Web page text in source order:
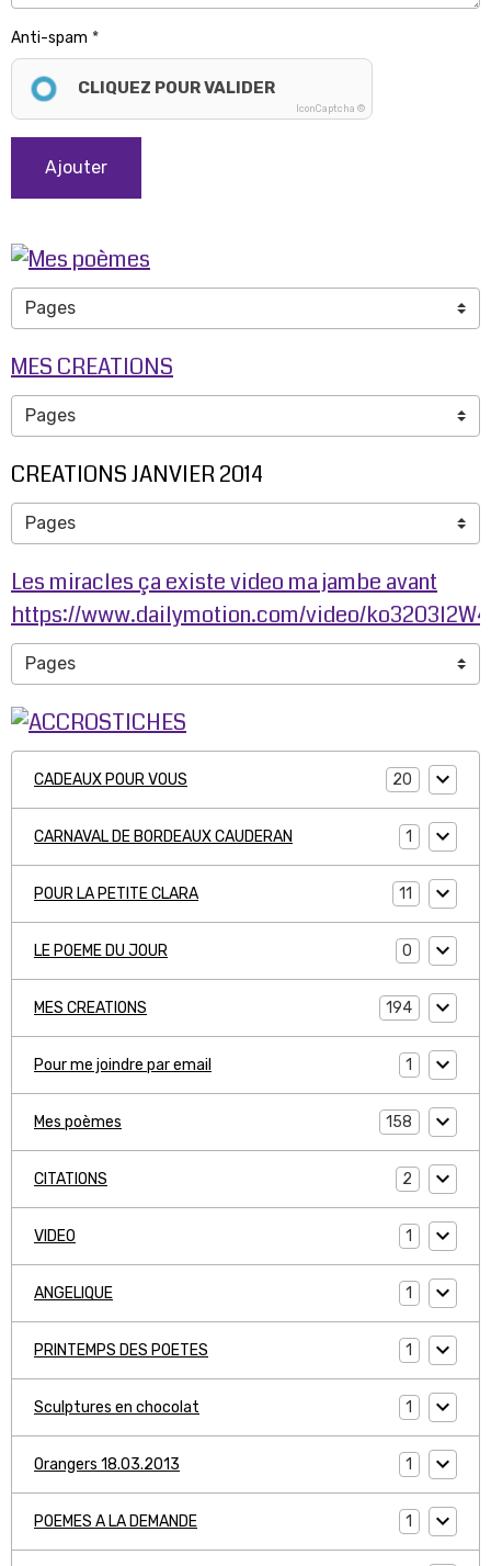
Anti-spam
CLIQUEZ POUR VALIDER
IconCaptcha ©
Ajouter
MES CREATIONS
CREATIONS JANVIER 2014
Les miracles ça existe video ma jambe avant
https://www.dailymotion.com/video/
CADEAUX POUR VOUS 20
CARNAVAL DE BORDEAUX CAUDERAN 1
POUR LA PETITE CLARA 11
LE POEME DU JOUR 0
MES CREATIONS 194
Pour me joindre par email 1
Mes poèmes 158
CITATIONS 2
VIDEO 1
ANGELIQUE 1
PRINTEMPS DES POETES 1
Sculptures en chocolat 1
Orangers 18.03.2013 1
POEMES A LA DEMANDE 1